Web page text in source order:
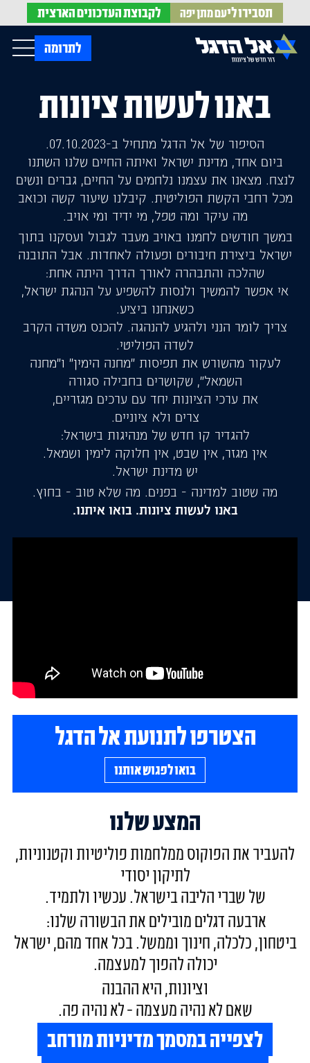
תסבירו ליעם מתן יפה לקבוצתהעדכונים הארצית
עלינו
חדשות אל הדגל
Open Submenu
הופעות בתקשורת
הדעות שלנו
חוק אל הדגל
חמ"ל הגיוס
צרו קשר
EN
לתרומה Menu
באנו לעשות ציונות
הסיפור של אל הדגל מתחיל ב-07.10.2023.
ביום אחד, מדינת ישראל ואיתה החיים שלנו השתנו
לנצח. מצאנו את עצמנו נלחמים על החיים, גברים ונשים
מכל רחבי הקשת הפוליטית. קיבלנו שיעור קשה וכואב
מה עיקר ומה טפל, מי ידיד ומי אויב.
במשך חודשים לחמנו באויב מעבר לגבול ועסקנו בתוך
ישראל ביצירת חיבורים ופעולה לאחדות. אבל התובנה
שהלכה והתבהרה לאורך הדרך היתה אחת:
אי אפשר להמשיך ולנסות להשפיע על הנהגת ישראל,
כשאנחנו ביציע.
צריך לומר הנני ולהגיע להנהגה. להכנס משדה הקרב
לשדה הפוליטי.
לעקור מהשורש את תפיסות "מחנה הימין" ו"מחנה
השמאל", שקושרים בחבילה סגורה
את ערכי הציונות יחד עם ערכים מגזריים,
צרים ולא ציוניים.
להגדיר קו חדש של מנהיגות בישראל:
אין מגזר, אין שבט, אין חלוקה לימין ושמאל.
יש מדינת ישראל.
מה שטוב למדינה - בפנים. מה שלא טוב - בחוץ.
באנו לעשות ציונות. בואו איתנו.
הצטרפו לתנועת אל הדגל
בואו לפגוש אותנו
המצע שלנו
להעביר את הפוקוס ממלחמות פוליטיות וקטנוניות,
לתיקון יסודי
של שברי הליבה בישראל. עכשיו ולתמיד.
ארבעה דגלים מובילים את הבשורה שלנו:
ביטחון, כלכלה, חינוך וממשל. בכל אחד מהם, ישראל
יכולה להפוך למעצמה.
וציונות, היא ההבנה
שאם לא נהיה מעצמה - לא נהיה פה.
לצפייה במסמך מדיניות מורחב